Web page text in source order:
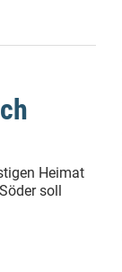
Heimat
soll